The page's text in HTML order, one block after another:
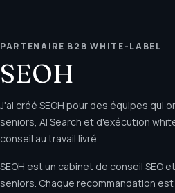
PARTENAIRE B2B WHITE-LABEL
SEOH
J'ai créé SEOH pour des équipes qui
seniors, AI Search et d'exécution
conseil au travail livré.
SEOH est un cabinet de conseil SEO
seniors. Chaque recommandation